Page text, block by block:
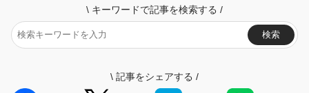
\ キーワードで記事を検索する /
検索
\ 記事をシェアする /